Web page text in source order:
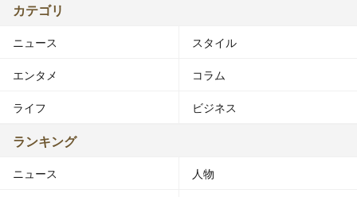
カテゴリ
ニュース スタイル
エンタメ コラム
ライフ ビジネス
ランキング
ニュース 人物